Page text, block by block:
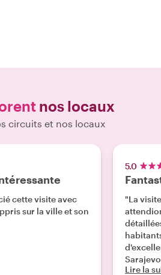
nos locaux
circuits et nos locaux
cette visite avec
sur la ville et son
5.0
"La
Lire la